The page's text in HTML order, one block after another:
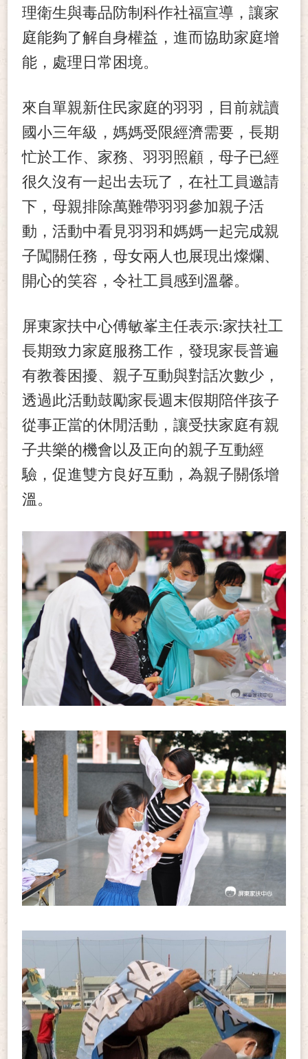
理衛生與毒品防制科作社福宣導，讓家
庭能夠了解自身權益，進而協助家庭增
能，處理日常困境。
來自單親新住民家庭的羽羽，目前就讀
國小三年級，媽媽受限經濟需要，長期
忙於工作、家務、羽羽照顧，母子已經
很久沒有一起出去玩了，在社工員邀請
下，母親排除萬難帶羽羽參加親子活
動，活動中看見羽羽和媽媽一起完成親
子闖關任務，母女兩人也展現出燦爛、
開心的笑容，令社工員感到溫馨。
屏東家扶中心傅敏峯主任表示:家扶社工
長期致力家庭服務工作，發現家長普遍
有教養困擾、親子互動與對話次數少，
透過此活動鼓勵家長週末假期陪伴孩子
從事正當的休閒活動，讓受扶家庭有親
子共樂的機會以及正向的親子互動經
驗，促進雙方良好互動，為親子關係增
溫。